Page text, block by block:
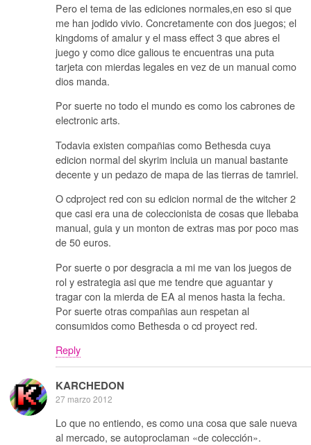
Pero el tema de las ediciones normales,en eso si que
me han jodido vivio. Concretamente con dos juegos; el
kingdoms of amalur y el mass effect 3 que abres el
juego y como dice galious te encuentras una puta
tarjeta con mierdas legales en vez de un manual como
dios manda.
Por suerte no todo el mundo es como los cabrones de
electronic arts.
Todavia existen compañias como Bethesda cuya
edicion normal del skyrim incluia un manual bastante
decente y un pedazo de mapa de las tierras de tamriel.
O cdproject red con su edicion normal de the witcher 2
que casi era una de coleccionista de cosas que llebaba
manual, guia y un monton de extras mas por poco mas
de 50 euros.
Por suerte o por desgracia a mi me van los juegos de
rol y estrategia asi que me tendre que aguantar y
tragar con la mierda de EA al menos hasta la fecha.
Por suerte otras compañias aun respetan al
consumidos como Bethesda o cd proyect red.
Reply
KARCHEDON
27 marzo 2012
Lo que no entiendo, es como una cosa que sale nueva
al mercado, se autoproclaman «de colección».